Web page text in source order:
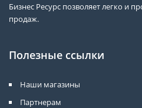
Бизнес Ресурс позволяет легко и
продаж.
Полезные ссылки
Наши магазины
Партнерам